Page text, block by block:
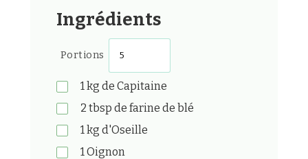
Ingrédients
Portions
1 kg de Capitaine
2 tbsp de farine de blé
1 kg d'Oseille
1 Oignon